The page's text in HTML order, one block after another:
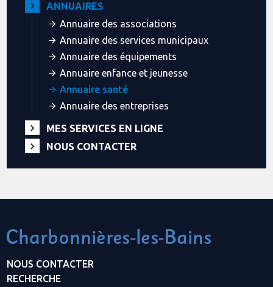
ANNUAIRES
Annuaire des associations
Annuaire des services municipaux
Annuaire des équipements
Annuaire enfance et jeunesse
Annuaire santé
Annuaire des entreprises
MES SERVICES EN LIGNE
NOUS CONTACTER
NOUS CONTACTER
RECHERCHE